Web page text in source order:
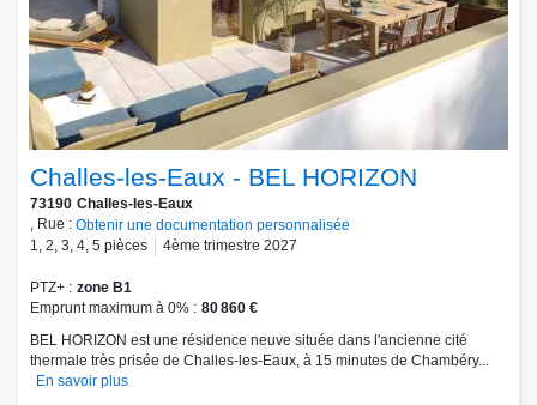
Challes-les-Eaux - BEL HORIZON
73190 Challes-les-Eaux
, Rue : Obtenir une documentation personnalisée
1, 2, 3, 4, 5 pièces 4ème trimestre 2027
PTZ+
zone B1
Emprunt maximum à 0%
80 860 €
BEL HORIZON est une résidence neuve située dans l'ancienne cité
thermale très prisée de Challes-les-Eaux, à 15 minutes de Chambéry...
En savoir plus